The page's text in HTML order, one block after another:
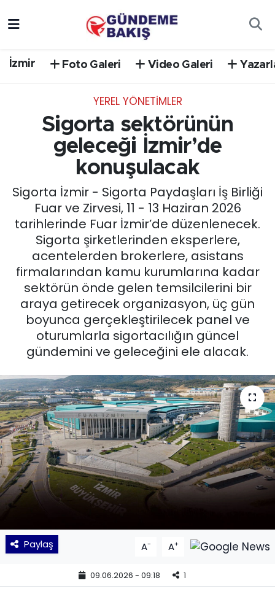
İzmir Foto Galeri Video Galeri
YEREL YÖNETİMLER
Sigorta sektörünün
geleceği İzmir’de
konuşulacak
Sigorta İzmir - Sigorta Paydaşları İş Birliği
Fuar ve Zirvesi, 11 - 13 Haziran 2026
tarihlerinde Fuar İzmir’de düzenlenecek.
Sigorta şirketlerinden eksperlere,
acentelerden brokerlere, asistans
firmalarından kamu kurumlarına kadar
sektörün önde gelen temsilcilerini bir
araya getirecek organizasyon, üç gün
boyunca gerçekleştirilecek panel ve
oturumlarla sigortacılığın güncel
gündemini ve geleceğini ele alacak.
Paylaş A- A+
09.06.2026 - 09:18 1
EGE
EKONOMİ
English News
GÜNCEL
KÜLTÜR SANAT
MAGAZİN
POLİTİKA
SAĞLIK
Siyaset
SPOR
TEKNOLOJİ
YEREL POLİTİKA
YEREL YÖNETİMLER
Trafik Durumu
Süper Lig Puan Durumu ve Fikstür
Tüm Manşetler
Son Dakika Haberleri
Haber Arşivi